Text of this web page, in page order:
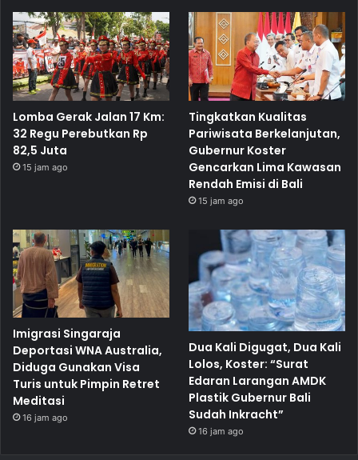
Lomba Gerak Jalan 17 Km:
32 Regu Perebutkan Rp
82,5 Juta
15 jam ago
Tingkatkan Kualitas
Pariwisata Berkelanjutan,
Gubernur Koster
Gencarkan Lima Kawasan
Rendah Emisi di Bali
15 jam ago
Imigrasi Singaraja
Deportasi WNA Australia,
Diduga Gunakan Visa
Turis untuk Pimpin Retret
Meditasi
16 jam ago
Dua Kali Digugat, Dua Kali
Lolos, Koster: “Surat
Edaran Larangan AMDK
Plastik Gubernur Bali
Sudah Inkracht”
16 jam ago